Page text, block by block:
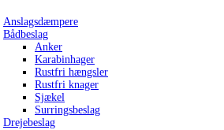
Anslagsdæmpere
Bådbeslag
Anker
Karabinhager
Rustfri hængsler
Rustfri knager
Sjækel
Surringsbeslag
Drejebeslag